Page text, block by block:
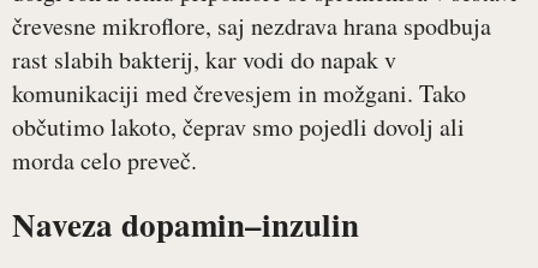
črevesne mikroflore, saj nezdrava hrana spodbuja
rast slabih bakterij, kar vodi do napak v
komunikaciji med črevesjem in možgani. Tako
občutimo lakoto, čeprav smo pojedli dovolj ali
morda celo preveč.
Naveza dopamin–inzulin